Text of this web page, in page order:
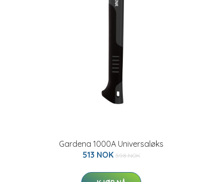
Gardena 1000A Universaløks
513 NOK 598 NOK